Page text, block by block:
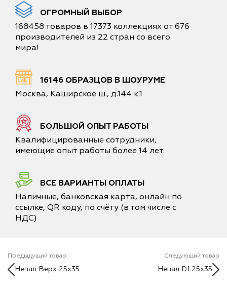
ОГРОМНЫЙ ВЫБОР
168458 товаров в 17373 коллекциях от 676
производителей из 22 стран со всего
мира!
16146 ОБРАЗЦОВ В ШОУРУМЕ
Москва, Каширское ш., д.144 к.1
БОЛЬШОЙ ОПЫТ РАБОТЫ
Квалифицированные сотрудники,
имеющие опыт работы более 14 лет.
ВСЕ ВАРИАНТЫ ОПЛАТЫ
Наличные, банковская карта, онлайн по
ссылке, QR коду, по счёту (в том числе с
НДС)
Предыдущий товар
Непал Верх 25x35
Следующий товар
Непал D1 25x35